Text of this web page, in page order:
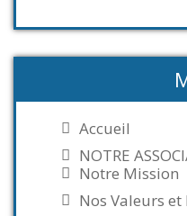
Accueil
NOTRE
Notre Mission
Nos Valeurs